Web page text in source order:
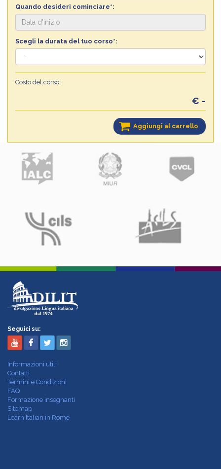
Quando desideri cominciare*:
Scegli la durata del tuo corso*:
Costo del corso:
€ -
Aggiungi al carrello
Seguici su:
Informazioni utili
Contatti
Termini e Condizioni
FAQ
Formazione insegnanti
Sitemap
Learn Italian in Rome